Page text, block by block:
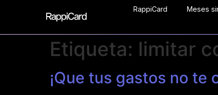
RappiCard Meses
Etiqueta: limitar
¡Que tus gastos no te